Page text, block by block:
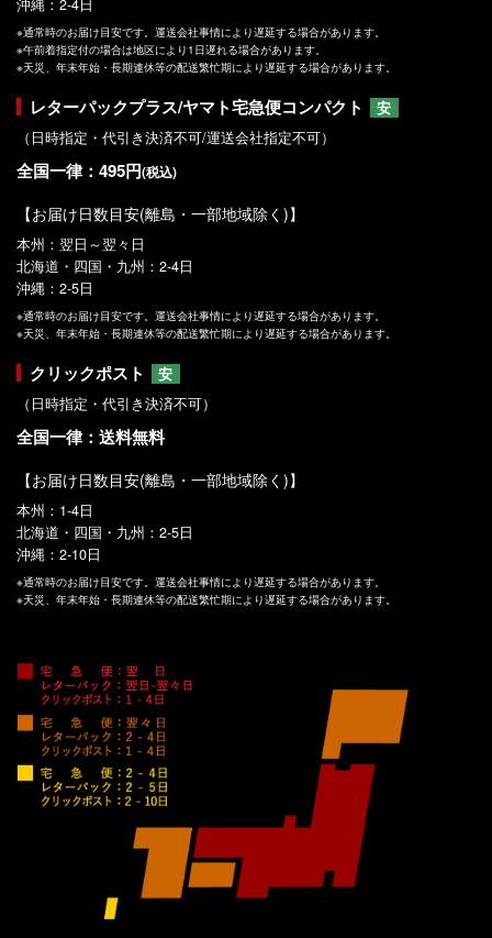
沖縄：2-4日
※通常時のお届け目安です。運送会社事情により遅延する場合があります。
※午前着指定付の場合は地区により1日遅れる場合があります。
※天災、年末年始・長期連休等の配送繁忙期により遅延する場合があります。
レターパックプラス/ヤマト宅急便コンパクト
安
（日時指定・代引き決済不可/運送会社指定不可）
全国一律：495円(税込)
【お届け日数目安(離島・一部地域除く)】
本州：翌日～翌々日
北海道・四国・九州：2-4日
沖縄：2-5日
※通常時のお届け目安です。運送会社事情により遅延する場合があります。
※天災、年末年始・長期連休等の配送繁忙期により遅延する場合があります。
クリックポスト
安
（日時指定・代引き決済不可）
全国一律：送料無料
【お届け日数目安(離島・一部地域除く)】
本州：1-4日
北海道・四国・九州：2-5日
沖縄：2-10日
※通常時のお届け目安です。運送会社事情により遅延する場合があります。
※天災、年末年始・長期連休等の配送繁忙期により遅延する場合があります。